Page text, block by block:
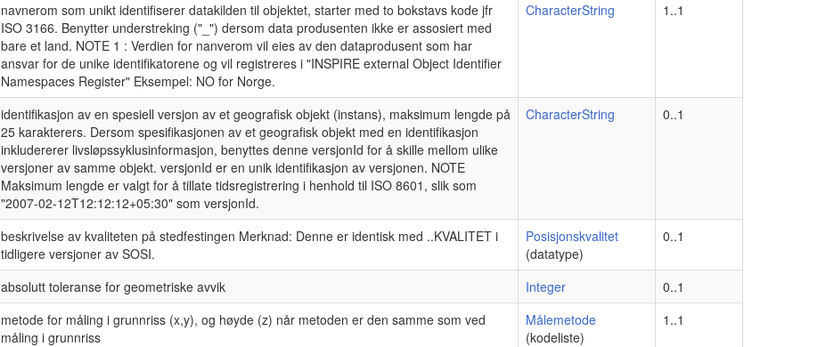
navnerom som unikt identifiserer datakilden til objektet, starter med to bokstavs kode jfr
ISO 3166. Benytter understreking ("_") dersom data produsenten ikke er assosiert med
bare et land. NOTE 1 : Verdien for nanverom vil eies av den dataprodusent som har
ansvar for de unike identifikatorene og vil registreres i "INSPIRE external Object Identifier
Namespaces Register" Eksempel: NO for Norge.
CharacterString 1..1
identifikasjon av en spesiell versjon av et geografisk objekt (instans), maksimum lengde på
25 karakterers. Dersom spesifikasjonen av et geografisk objekt med en identifikasjon
inkludererer livsløpssyklusinformasjon, benyttes denne versjonId for å skille mellom ulike
versjoner av samme objekt. versjonId er en unik identifikasjon av versjonen. NOTE
Maksimum lengde er valgt for å tillate tidsregistrering i henhold til ISO 8601, slik som
"2007-02-12T12:12:12+05:30" som versjonId.
CharacterString 0..1
beskrivelse av kvaliteten på stedfestingen Merknad: Denne er identisk med ..KVALITET i
tidligere versjoner av SOSI.
Posisjonskvalitet
(datatype)
0..1
absolutt toleranse for geometriske avvik Integer
0..1
metode for måling i grunnriss (x,y), og høyde (z) når metoden er den samme som ved
måling i grunnriss
Målemetode
(kodeliste)
1..1